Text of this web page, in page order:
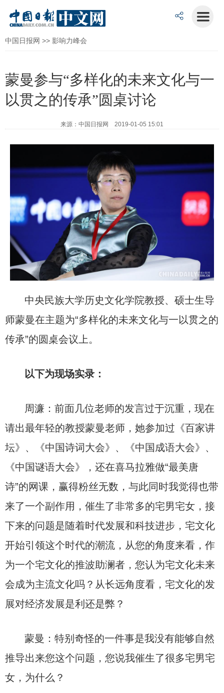
中国日报网 >> 影响力峰会
蒙曼参与“多样化的未来文化与一
以贯之的传承”圆桌讨论
来源：中国日报网 2019-01-05 15:01
中央民族大学历史文化学院教授、硕士生导
师蒙曼在主题为“多样化的未来文化与一以贯之的
传承”的圆桌会议上。
以下为现场实录：
周濂：前面几位老师的发言过于沉重，现在
请出最年轻的教授蒙曼老师，她参加过《百家讲
坛》、《中国诗词大会》、《中国成语大会》、
《中国谜语大会》，还在喜马拉雅做“最美唐
诗”的网课，赢得粉丝无数，与此同时我觉得也带
来了一个副作用，催生了非常多的宅男宅女，接
下来的问题是随着时代发展和科技进步，宅文化
开始引领这个时代的潮流，从您的角度来看，作
为一个宅文化的推波助澜者，您认为宅文化未来
会成为主流文化吗？从长远角度看，宅文化的发
展对经济发展是利还是弊？
蒙曼：特别奇怪的一件事是我没有能够自然
推导出来您这个问题，您说我催生了很多宅男宅
女，为什么？